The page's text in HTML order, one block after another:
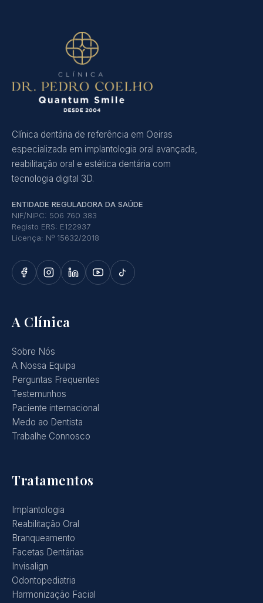
Clínica dentária de referência em Oeiras
especializada em implantologia oral avançada,
reabilitação oral e estética dentária com
tecnologia digital 3D.
ENTIDADE REGULADORA DA SAÚDE
NIF/NIPC: 506 760 383
Registo ERS: E122937
Licença: Nº 15632/2018
A Clínica
Sobre Nós
A Nossa Equipa
Perguntas Frequentes
Testemunhos
Paciente internacional
Medo ao Dentista
Trabalhe Connosco
Tratamentos
Implantologia
Reabilitação Oral
Branqueamento
Facetas Dentárias
Invisalign
Odontopediatria
Harmonização Facial